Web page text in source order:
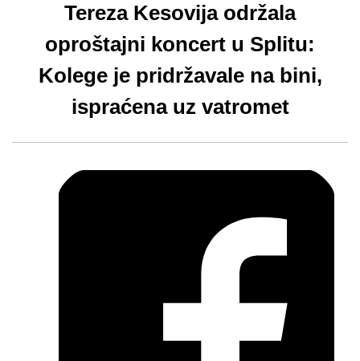
Tereza Kesovija održala
oproštajni koncert u Splitu:
Kolege je pridržavale na bini,
ispraćena uz vatromet